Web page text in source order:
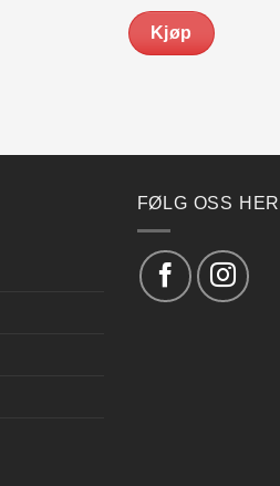
var:
kr 599.00.
Kjøp
FØLG OSS HER